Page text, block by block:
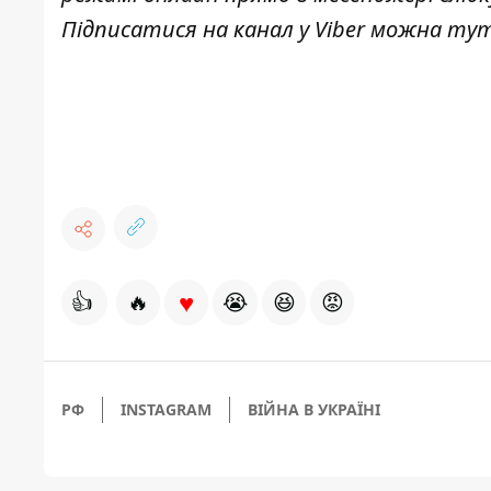
Підписатися на канал у Viber можна
👍 🔥 ♥ 😭 😆 😡
РФ INSTAGRAM ВІЙНА В УКРАЇНІ